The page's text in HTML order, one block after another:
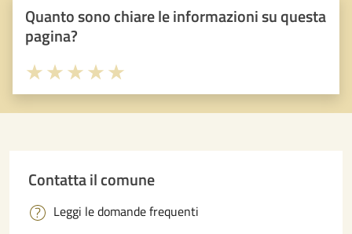
Quanto sono chiare le informazioni su questa
pagina?
Valuta 5 stelle su 5
Valuta 4 stelle su 5
Valuta 3 stelle su 5
Valuta 2 stelle su 5
Valuta 1 stelle su 5
Contatta il comune
Leggi le domande frequenti